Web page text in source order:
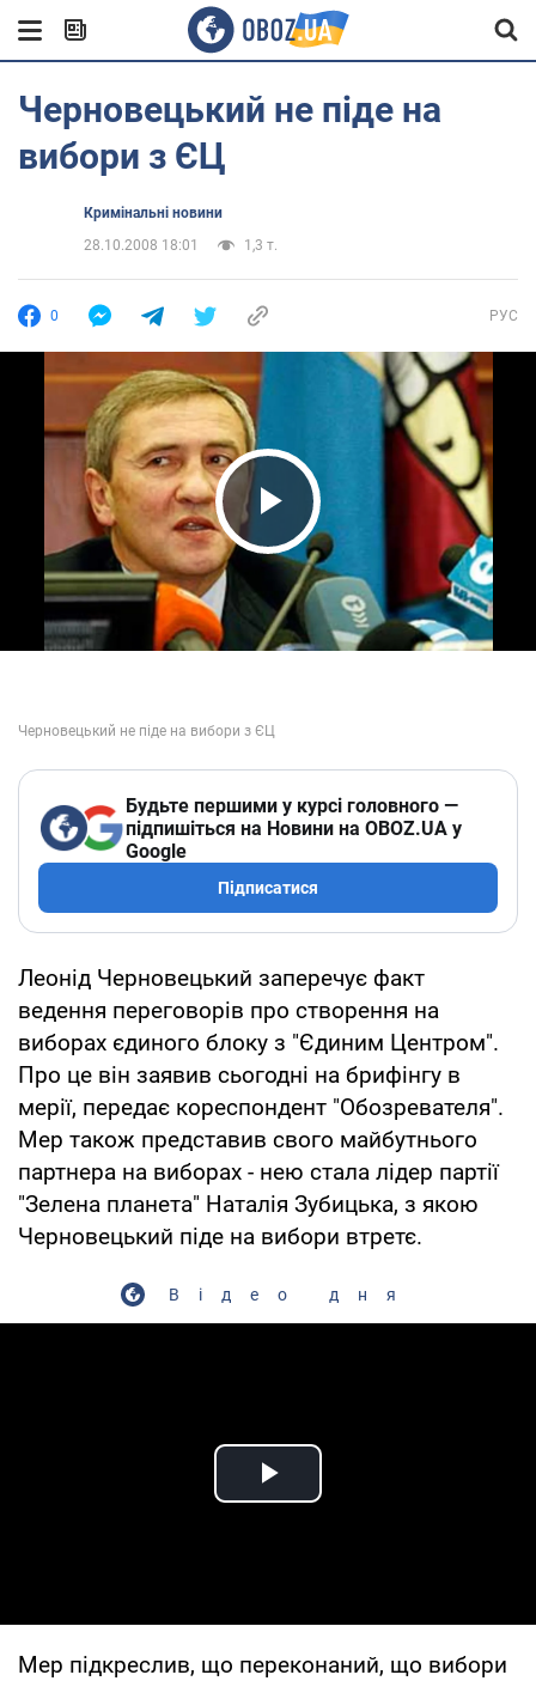
Черновецький не піде на
вибори з ЄЦ
Кримінальні новини
28.10.2008 18:01
1,3 т.
0 РУС
Play Video
Будьте першими у курсі головного —
підпишіться на Новини на OBOZ.UA у
Google
Підписатися
Леонід Черновецький заперечує факт
ведення переговорів про створення на
виборах єдиного блоку з "Єдиним Центром".
Про це він заявив сьогодні на брифінгу в
мерії, передає кореспондент "Обозревателя".
Мер також представив свого майбутнього
партнера на виборах - нею стала лідер партії
"Зелена планета" Наталія Зубицька, з якою
Черновецький піде на вибори втретє.
Відео дня
Play Video
Мер підкреслив, що переконаний, що вибори